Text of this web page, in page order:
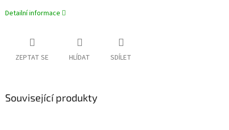
Detailní informace
ZEPTAT SE HLÍDAT SDÍLET
Související produkty